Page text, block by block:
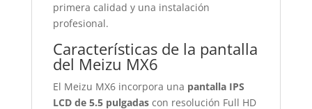
primera calidad y una instalación
profesional.
Características de la pantalla
del Meizu MX6
El Meizu MX6 incorpora una pantalla IPS
LCD de 5.5 pulgadascon resolución Full HD